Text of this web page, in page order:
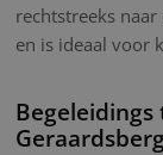
rechtstreeks
en is ideaal voor